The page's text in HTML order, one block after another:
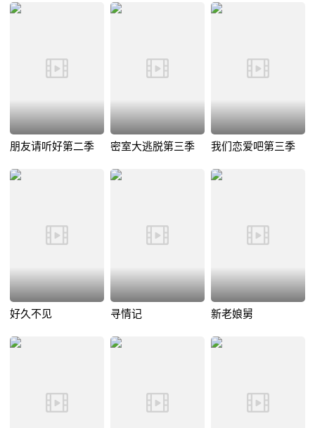
朋友请听好第二季 密室大逃脱第三季 我们恋爱吧第三季
好久不见 寻情记 新老娘舅